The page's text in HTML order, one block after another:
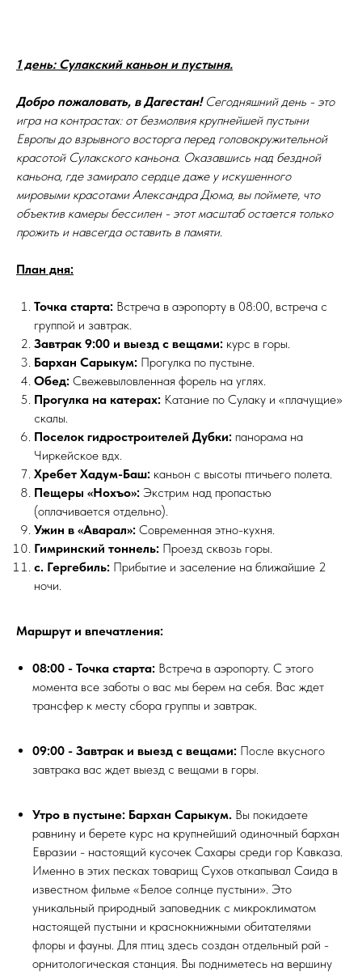
1 день: Сулакский каньон и пустыня.
Добро пожаловать, в Дагестан!Сегодняшний день - это
игра на контрастах: от безмолвия крупнейшей пустыни
Европы до взрывного восторга перед головокружительной
красотой Сулакского каньона. Оказавшись над бездной
каньона, где замирало сердце даже у искушенного
мировыми красотами Александра Дюма, вы поймете, что
объектив камеры бессилен - этот масштаб остается только
прожить и навсегда оставить в памяти.
План дня:
Точка старта: Встреча в аэропорту в 08:00, встреча с
группой и завтрак.
Завтрак 9:00 и выезд с вещами: курс в горы.
Бархан Сарыкум: Прогулка по пустыне.
Обед: Свежевыловленная форель на углях.
Прогулка на катерах: Катание по Сулаку и «плачущие»
скалы.
Поселок гидростроителей Дубки: панорама на
Чиркейское вдх.
Хребет Хадум-Баш: каньон с высоты птичьего полета.
Пещеры «Нохъо»: Экстрим над пропастью
(оплачивается отдельно).
Ужин в «Аварал»: Современная этно-кухня.
Гимринский тоннель: Проезд сквозь горы.
с. Гергебиль: Прибытие и заселение на ближайшие 2
ночи.
Маршрут и впечатления:
08:00 - Точка старта: Встреча в аэропорту. С этого
момента все заботы о вас мы берем на себя. Вас ждет
трансфер к месту сбора группы и завтрак.
09:00 - Завтрак и выезд с вещами: После вкусного
завтрака вас ждет выезд с вещами в горы.
Утро в пустыне: Бархан Сарыкум. Вы покидаете
равнину и берете курс на крупнейший одиночный бархан
Евразии - настоящий кусочек Сахары среди гор Кавказа.
Именно в этих песках товарищ Сухов откапывал Саида в
известном фильме «Белое солнце пустыни». Это
уникальный природный заповедник с микроклиматом
настоящей пустыни и краснокнижными обитателями
флоры и фауны. Для птиц здесь создан отдельный рай -
орнитологическая станция. Вы подниметесь на вершину